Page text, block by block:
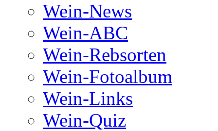
Wein-News
Wein-ABC
Wein-Rebsorten
Wein-Fotoalbum
Wein-Links
Wein-Quiz